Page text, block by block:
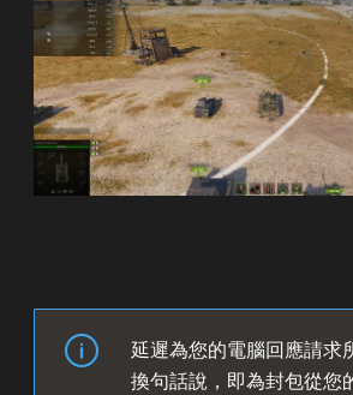
延遲為您的電腦回應請求
換句話說，即為封包從您